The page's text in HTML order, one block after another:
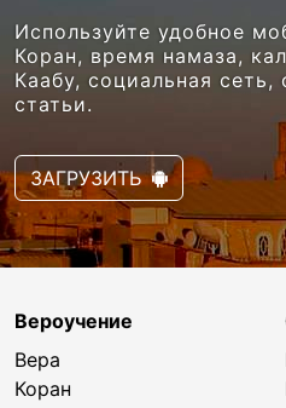
Используйте удобное
Коран, время намаза,
Каабу, социальная сеть,
статьи.
ЗАГРУЗИТЬ
Вероучение
Вера
Коран